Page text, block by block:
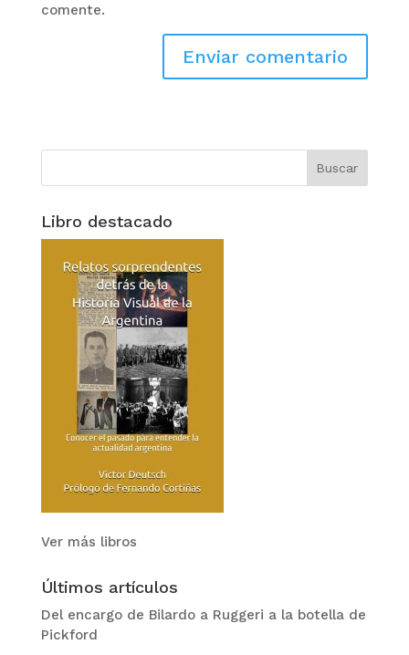
comente.
Libro destacado
Ver más libros
Últimos artículos
Del encargo de Bilardo a Ruggeri a la botella de
Pickford